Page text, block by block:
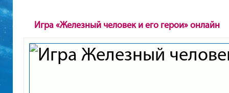
Игра «Железный человек и его герои» онлайн